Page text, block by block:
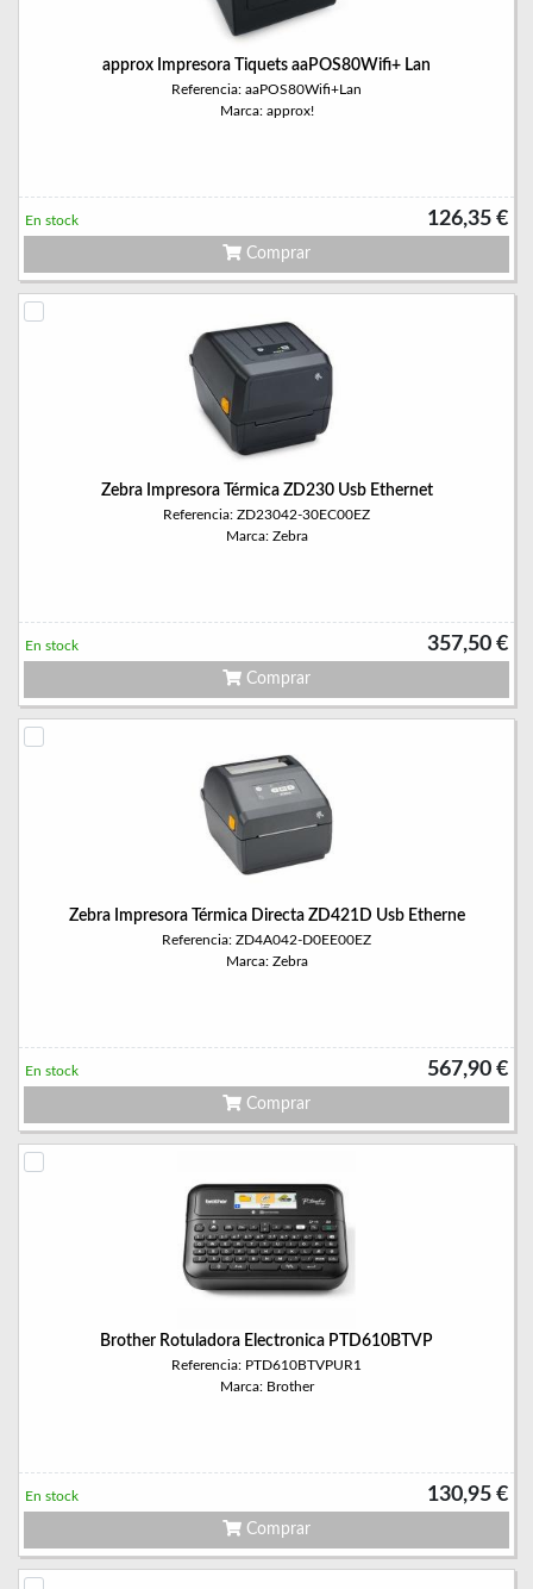
approx Impresora Tiquets aaPOS80Wifi+ Lan
Referencia: aaPOS80Wifi+Lan
Marca: approx!
126,35 €
En stock
Comprar
Zebra Impresora Térmica ZD230 Usb Ethernet
Referencia: ZD23042-30EC00EZ
Marca: Zebra
357,50 €
En stock
Comprar
Zebra Impresora Térmica Directa ZD421D Usb Etherne
Referencia: ZD4A042-D0EE00EZ
Marca: Zebra
567,90 €
En stock
Comprar
Brother Rotuladora Electronica PTD610BTVP
Referencia: PTD610BTVPUR1
Marca: Brother
130,95 €
En stock
Comprar